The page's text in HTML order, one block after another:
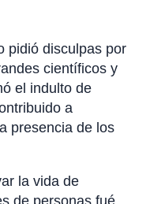
pidió disculpas por
científicos y
el indulto de
a
presencia de los
la vida de